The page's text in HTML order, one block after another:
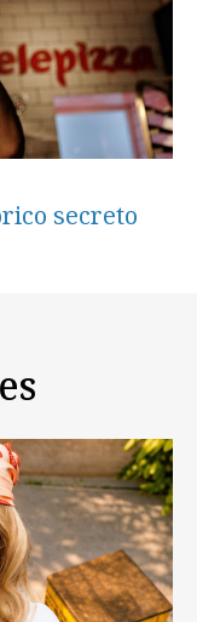
secreto